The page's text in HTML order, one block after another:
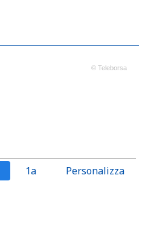
© Teleborsa
1a Personalizza